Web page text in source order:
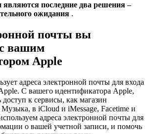
последние два решения –
ожидания .
почты вы
с вашим
Apple
адреса электронной почты для входа
С вашего идентификатора Apple,
к сервисы, как магазин
в iCloud и iMessage, Facetime и
адреса электронной почты для
о вашей учетной записи, и помочь